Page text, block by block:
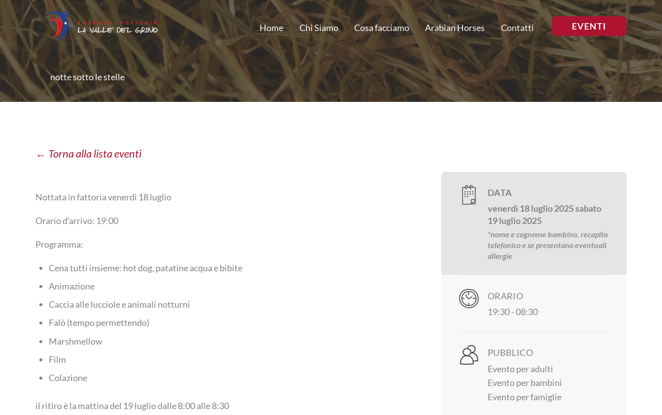
Vai
contenuto
Home Chi Siamo Cosa facciamo Arabian Horses Contatti EVENTI
notte sotto le stelle
← Torna alla lista eventi
Nottata in fattoria venerdì 18 luglio
Orario d’arrivo: 19:00
Programma:
Cena tutti insieme: hot dog, patatine acqua e bibite
Animazione
Caccia alle lucciole e animali notturni
Falò (tempo permettendo)
Marshmellow
Film
Colazione
il ritiro è la mattina del 19 luglio dalle 8:00 alle 8:30
DATA
venerdì 18 luglio 2025sabato
19 luglio 2025
*nome e cognome bambino, recapito
telefonico e se presentano eventuali
allergie
ORARIO
19:30- 08:30
PUBBLICO
Evento per adulti
Evento per bambini
Evento per famiglie